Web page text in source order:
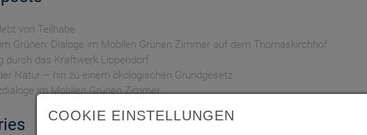
von Teilhabe
Grünen: Dialoge im Mobilen Grünen Zimmer auf dem Thomaskirchhof
durch das Kraftwerk Lippendorf
Natur – hin zu einem ökologischen Grundgesetz
im Mobilen Grünen Zimmer
COOKIE EINSTELLUNGEN